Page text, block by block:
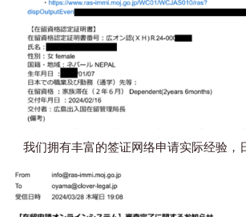
我们拥有丰富的签证网络申请实际经验，